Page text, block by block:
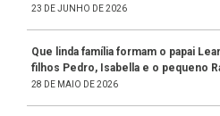
23 DE JUNHO DE 2026
Que linda família formam o papai
filhos Pedro, Isabella e o pequeno
28 DE MAIO DE 2026